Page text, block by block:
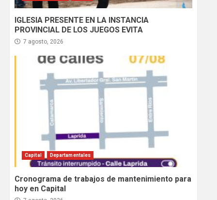
IGLESIA PRESENTE EN LA INSTANCIA
PROVINCIAL DE LOS JUEGOS EVITA
7 agosto, 2026
Capital Departamentales
Cronograma de trabajos de mantenimiento para
hoy en Capital